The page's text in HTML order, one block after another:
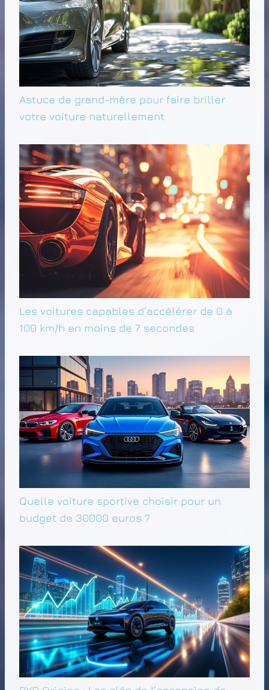
Astuce de grand-mère pour faire briller
votre voiture naturellement
Les voitures capables d’accélérer de 0 à
100 km/h en moins de 7 secondes
Quelle voiture sportive choisir pour un
budget de 30000 euros ?